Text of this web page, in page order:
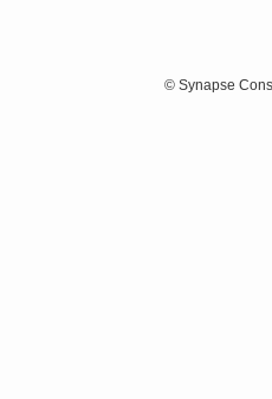
© Synapse